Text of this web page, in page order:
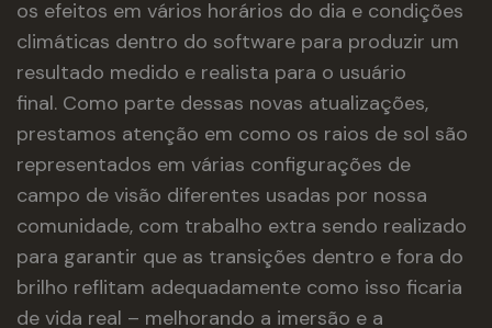
os efeitos em vários horários do dia e condições
climáticas dentro do software para produzir um
resultado medido e realista para o usuário
final. Como parte dessas novas atualizações,
prestamos atenção em como os raios de sol são
representados em várias configurações de
campo de visão diferentes usadas por nossa
comunidade, com trabalho extra sendo realizado
para garantir que as transições dentro e fora do
brilho reflitam adequadamente como isso ficaria
de vida real – melhorando a imersão e a